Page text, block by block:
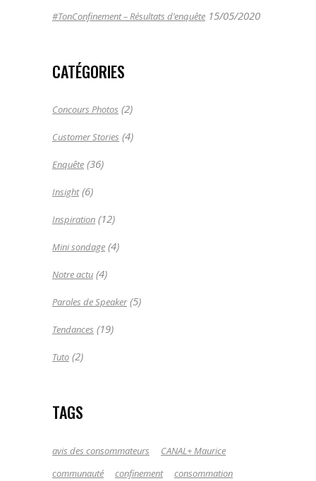
#TonConfinement – Résultats d’enquête 15/05/2020
CATÉGORIES
Concours Photos (2)
Customer Stories (4)
Enquête (36)
Insight(6)
Inspiration (12)
Mini sondage (4)
Notre actu (4)
Paroles de Speaker(5)
Tendances (19)
Tuto (2)
TAGS
avis des consommateurs
CANAL+ Maurice
communauté
confinement
consommation